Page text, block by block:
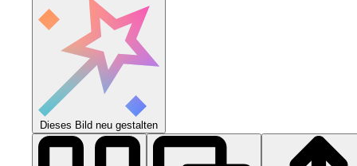
Dieses Bild neu gestalten